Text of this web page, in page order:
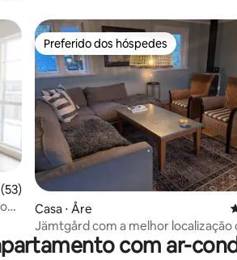
uma avaliação média de 5, 53 avaliações
Preferido dos hóspedes
Preferido dos hóspedes
Casa ⋅ Åre
Jämtgård com a melhor localização
Åres
com ar-